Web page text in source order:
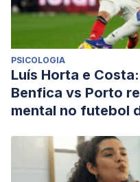
PSICOLOGIA
Luís Horta e
Benfica vs Porto
mental no futebol